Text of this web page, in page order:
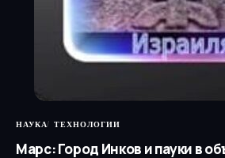
НАУКА ТЕХНОЛОГИИ
Марс: Город Инков и пауки в